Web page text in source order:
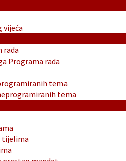
vijeća
rada
Programa rada
tema
tema
tijelima